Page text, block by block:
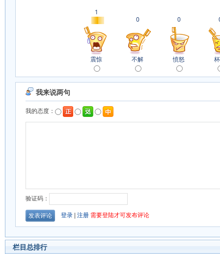
1
震惊
0
不解
0
愤怒
栏目总排行